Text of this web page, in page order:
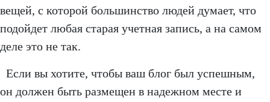
вещей, с которой большинство людей думает, что
подойдет любая старая учетная запись, а на самом
деле это не так.
Если вы хотите, чтобы ваш блог был успешным,
он должен быть размещен в надежном месте и